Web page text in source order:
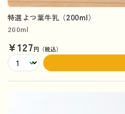
特選よつ葉牛乳（200ml）
200ml
¥127円（税込）